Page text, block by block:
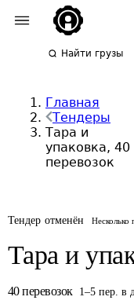
Найти грузы
Главная
Тендеры
Тара и
упаковка, 40
перевозок
Тендер отменён Несколько
Тара и
40 перевозок 1–5 пер. в